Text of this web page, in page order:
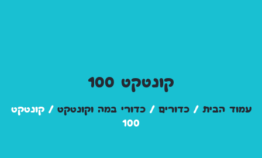
קונטקט 100
עמוד הבית /כדורים /כדורי במה וקונטקט / קונטקט
100